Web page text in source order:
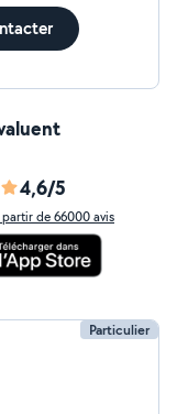
4,6/5
de 66000 avis
Particulier